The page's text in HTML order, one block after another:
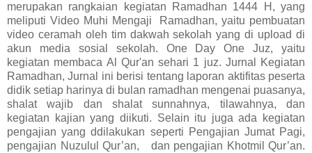
merupakan rangkaian kegiatan Ramadhan 1444 H, yang
meliputi Video Muhi Mengaji Ramadhan, yaitu pembuatan
video ceramah oleh tim dakwah sekolah yang di upload di
akun media sosial sekolah. One Day One Juz, yaitu
kegiatan membaca Al Qur'an sehari 1 juz. Jurnal Kegiatan
Ramadhan, Jurnal ini berisi tentang laporan aktifitas peserta
didik setiap harinya di bulan ramadhan mengenai puasanya,
shalat wajib dan shalat sunnahnya, tilawahnya, dan
kegiatan kajian yang diikuti. Selain itu juga ada kegiatan
pengajian yang ddilakukan seperti Pengajian Jumat Pagi,
pengajian Nuzulul Qur’an, dan pengajian Khotmil Qur’an.